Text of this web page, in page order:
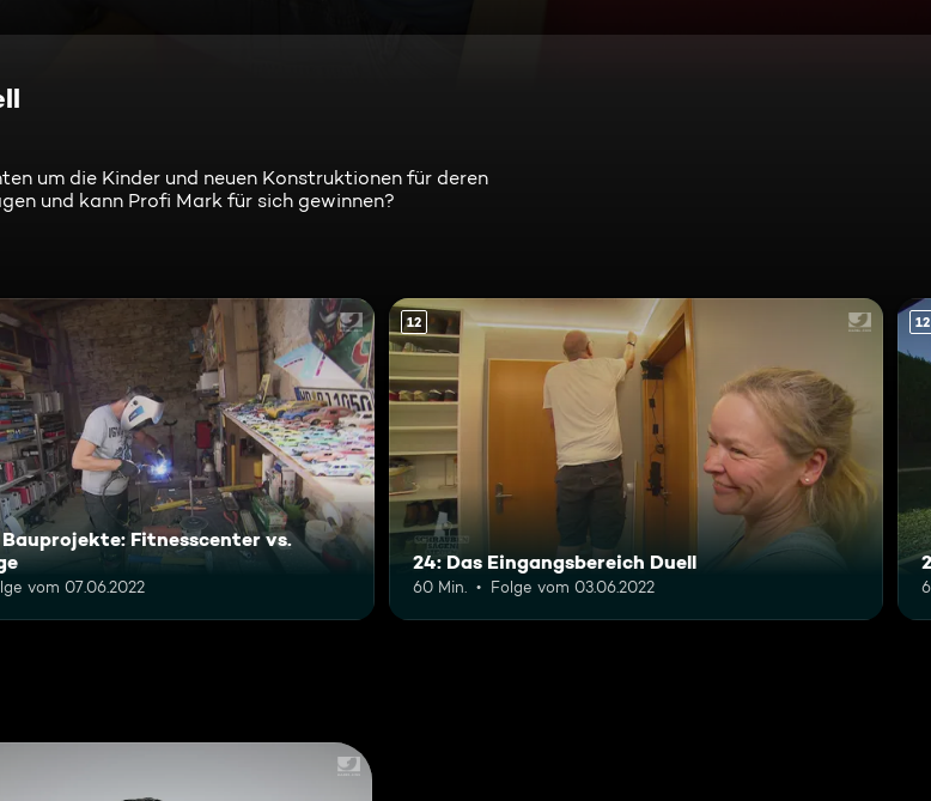
um die Kinder und neuen Konstruktionen für deren
und kann Profi Mark für sich gewinnen?
Bauprojekte: Fitnesscenter vs.
vom 07.06.2022
12
24: Das Eingangsbereich Duell
60 Min. Folge vom 03.06.2022
12